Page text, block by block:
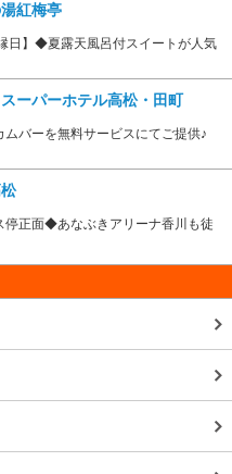
紅梅亭
日】◆夏露天風呂付スイートが人気
パーホテル高松・田町
バーを無料サービスにてご提供♪
停正面◆あなぶきアリーナ香川も徒